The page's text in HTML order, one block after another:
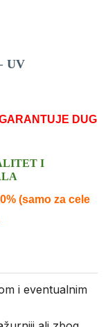
UV
DUG
I
(samo za cele
i eventualnim